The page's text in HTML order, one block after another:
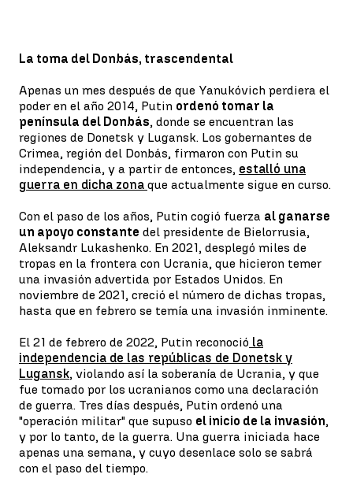
La toma del Donbás, trascendental
Apenas un mes después de que Yanukóvich perdiera el
poder en el año 2014, Putin ordenó tomar la
península del Donbás, donde se encuentran las
regiones de Donetsk y Lugansk. Los gobernantes de
Crimea, región del Donbás, firmaron con Putin su
independencia, y a partir de entonces, estalló una
guerra en dicha zona que actualmente sigue en curso.
Con el paso de los años, Putin cogió fuerza al ganarse
un apoyo constante del presidente de Bielorrusia,
Aleksandr Lukashenko. En 2021, desplegó miles de
tropas en la frontera con Ucrania, que hicieron temer
una invasión advertida por Estados Unidos. En
noviembre de 2021, creció el número de dichas tropas,
hasta que en febrero se temía una invasión inminente.
El 21 de febrero de 2022, Putin reconoció la
independencia de las repúblicas de Donetsk y
Lugansk, violando así la soberanía de Ucrania, y que
fue tomado por los ucranianos como una declaración
de guerra. Tres días después, Putin ordenó una
"operación militar" que supuso el inicio de la invasión,
y por lo tanto, de la guerra. Una guerra iniciada hace
apenas una semana, y cuyo desenlace solo se sabrá
con el paso del tiempo.